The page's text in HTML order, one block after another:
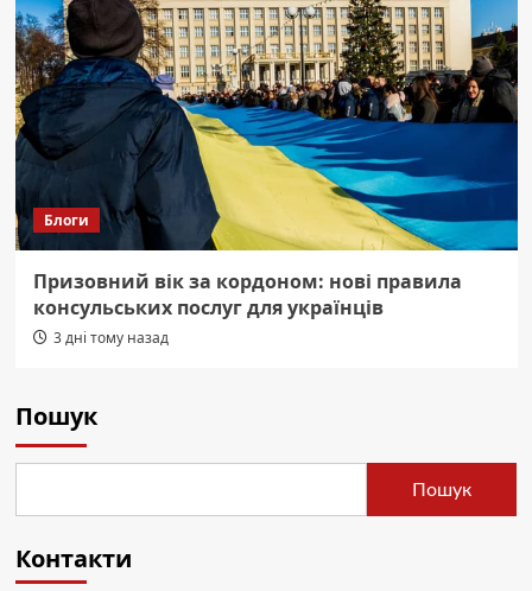
Блоги
Призовний вік за кордоном: нові правила
консульських послуг для українців
3 дні тому назад
Пошук
Пошук
Контакти